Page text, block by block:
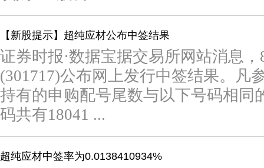
【新股提示】超纯应材公布中签结果
证券时报·数据宝据交易所网站消息
(301717)公布网上发行中签结果。凡
持有的申购配号尾数与以下号码相同
码共有18041 ...
超纯应材中签率为0.0138410934%